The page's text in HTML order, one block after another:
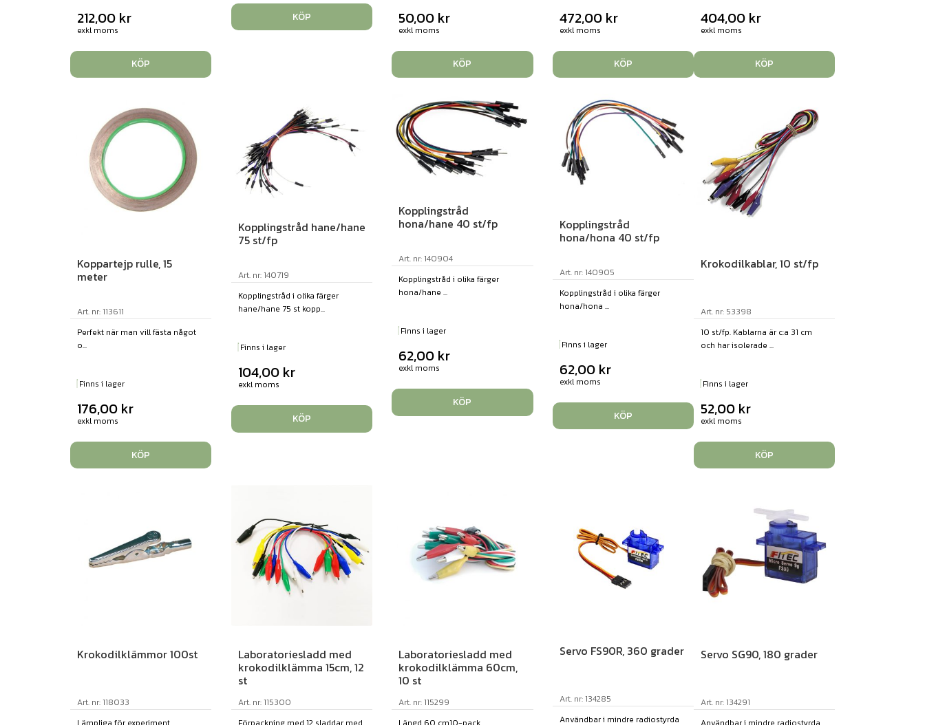
212,00 kr
exkl moms
KÖP
KÖP 50,00 kr
exkl moms
KÖP
472,00 kr
exkl moms
KÖP
404,00 kr
exkl moms
KÖP
Koppartejp rulle, 15
meter
Art. nr: 113611
Perfekt när man vill fästa något
o...
Finns i lager
176,00 kr
exkl moms
KÖP
Kopplingstråd hane/hane
75 st/fp
Art. nr: 140719
Kopplingstråd i olika färger
hane/hane 75 st kopp...
Finns i lager
104,00 kr
exkl moms
KÖP
Kopplingstråd
hona/hane 40 st/fp
Art. nr: 140904
Kopplingstråd i olika färger
hona/hane ...
Finns i lager
62,00 kr
exkl moms
KÖP
Kopplingstråd
hona/hona 40 st/fp
Art. nr: 140905
Kopplingstråd i olika färger
hona/hona ...
Finns i lager
62,00 kr
exkl moms
KÖP
Krokodilkablar, 10 st/fp
Art. nr: 53398
10 st/fp. Kablarna är c:a 31 cm
och har isolerade ...
Finns i lager
52,00 kr
exkl moms
KÖP
Krokodilklämmor 100st
Art. nr: 118033
Laboratoriesladd med
krokodilklämma 15cm, 12
st
Art. nr: 115300
Laboratoriesladd med
krokodilklämma 60cm,
10 st
Art. nr: 115299
Servo FS90R, 360 grader
Art. nr: 134285
Användbar i mindre radiostyrda
Servo SG90, 180 grader
Art. nr: 134291